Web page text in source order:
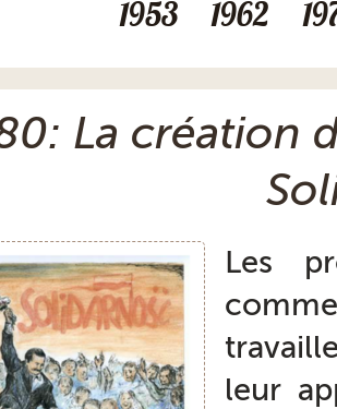
1953 1962
La création
Les
leur